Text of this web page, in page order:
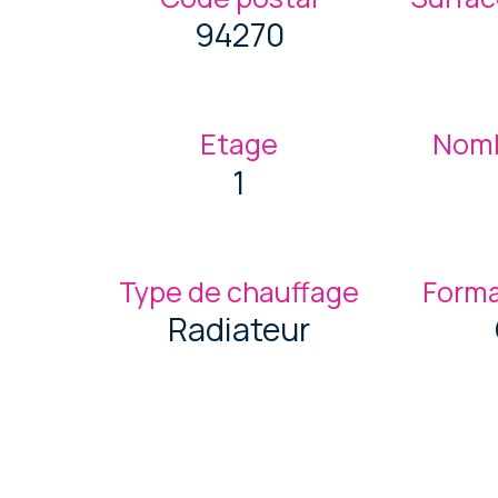
94270
Etage
1
Type de chauffage
Radiateur